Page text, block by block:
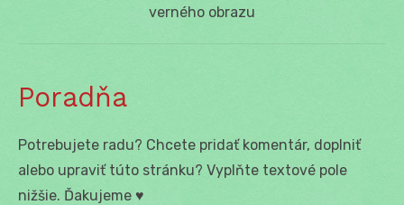
verného obrazu
Poradňa
Potrebujete radu? Chcete pridať komentár, doplniť
alebo upraviť túto stránku? Vyplňte textové pole
nižšie. Ďakujeme ♥